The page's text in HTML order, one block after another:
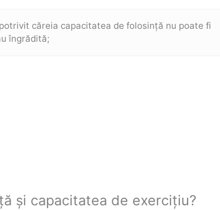
căreia capacitatea de folosință nu poate fi
îngrădită;
și capacitatea de exercițiu?